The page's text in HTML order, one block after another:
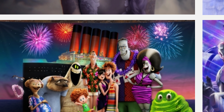
仙侠凌仙 紫色长卷发美女 古风古典 4K壁纸 白蛇